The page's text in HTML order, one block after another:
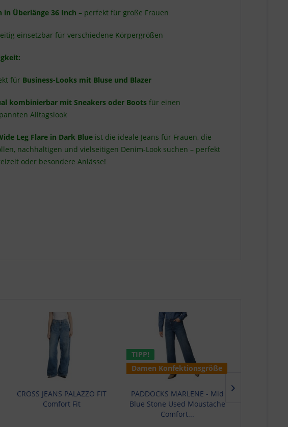
in Überlänge 36 Inch – perfekt für große Frauen
einsetzbar für verschiedene Körpergrößen
für Business-Looks mit Bluse und Blazer
kombinierbar mit Sneakers oder Boots für einen
Alltagslook
Leg Flare in Dark Blue ist die ideale Jeans für Frauen, die
nachhaltigen und vielseitigen Denim-Look suchen – perfekt
oder besondere Anlässe!
CROSS JEANS PALAZZO FIT
Comfort Fit
TIPP!
Damen Konfektionsgröße
PADDOCKS MARLENE - Mid
Blue Stone Used Moustache
Comfort...